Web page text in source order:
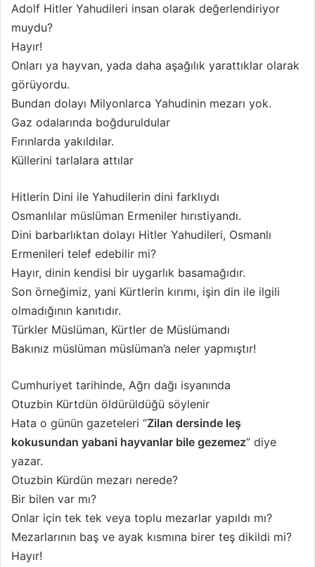
Adolf Hitler Yahudileri insan olarak değerlendiriyor
muydu?
Hayır!
Onları ya hayvan, yada daha aşağılık yarattıklar olarak
görüyordu.
Bundan dolayı Milyonlarca Yahudinin mezarı yok.
Gaz odalarında boğduruldular
Fırınlarda yakıldılar.
Küllerini tarlalara attılar
Hitlerin Dini ile Yahudilerin dini farklıydı
Osmanlılar müslüman Ermeniler hırıstiyandı.
Dini barbarlıktan dolayı Hitler Yahudileri, Osmanlı
Ermenileri telef edebilir mi?
Hayır, dinin kendisi bir uygarlık basamağıdır.
Son örneğimiz, yani Kürtlerin kırımı, işin din ile ilgili
olmadığının kanıtıdır.
Türkler Müslüman, Kürtler de Müslümandı
Bakınız müslüman müslüman’a neler yapmıştır!
Cumhuriyet tarihinde, Ağrı dağı isyanında
Otuzbin Kürtdün öldürüldüğü söylenir
Hata o günün gazeteleri “Zilan dersinde leş
kokusundan yabani hayvanlar bile gezemez” diye
yazar.
Otuzbin Kürdün mezarı nerede?
Bir bilen var mı?
Onlar için tek tek veya toplu mezarlar yapıldı mı?
Mezarlarının baş ve ayak kısmına birer teş dikildi mi?
Hayır!